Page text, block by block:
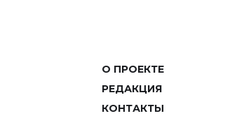
О ПРОЕКТЕ
РЕДАКЦИЯ
КОНТАКТЫ